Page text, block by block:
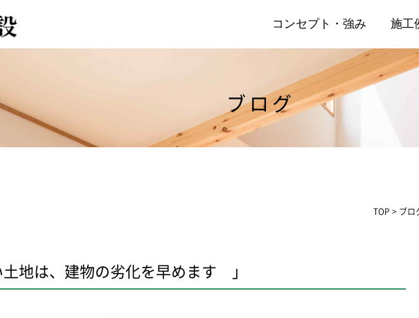
コンセプト・強み 施工
ブログ
TOP > ブロ
地は、建物の劣化を早めます 」